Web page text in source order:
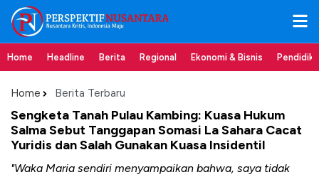
Home Headline Berita Regional Ekonomi & Bisnis
Home Berita Terbaru
Sengketa Tanah Pulau Kambing: Kuasa Hukum
Salma Sebut Tanggapan Somasi La Sahara Cacat
Yuridis dan Salah Gunakan Kuasa Insidentil
"Waka Maria sendiri menyampaikan bahwa, saya tidak